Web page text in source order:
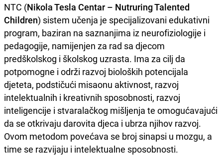
NTC (Nikola Tesla Centar – Nutruring Talented
Children) sistem učenja je specijalizovani edukativni
program, baziran na saznanjima iz neurofiziologije i
pedagogije, namijenjen za rad sa djecom
predškolskog i školskog uzrasta. Ima za cilj da
potpomogne i održi razvoj bioloških potencijala
djeteta, podstičući misaonu aktivnost, razvoj
intelektualnih i kreativnih sposobnosti, razvoj
inteligencije i stvaralačkog mišljenja te omogućavajući
da se otkrivaju darovita djeca i ubrza njihov razvoj.
Ovom metodom povećava se broj sinapsi u mozgu, a
time se razvijaju i intelektualne sposobnosti.